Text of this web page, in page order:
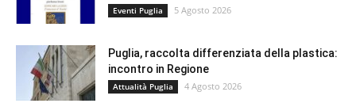
Eventi Puglia 5 Agosto 2026
Puglia, raccolta differenziata della plastica:
incontro in Regione
Attualità Puglia 4 Agosto 2026